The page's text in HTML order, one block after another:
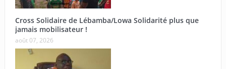
Cross Solidaire de Lébamba/Lowa Solidarité plus que
jamais mobilisateur !
août 07, 2026